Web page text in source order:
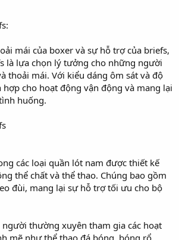
mái của boxer và sự hỗ trợ của briefs,
là lựa chọn lý tưởng cho những người
thoải mái. Với kiểu dáng ôm sát và độ
cho hoạt động vận động và mang lại
huống.
các loại quần lót nam được thiết kế
thể chất và thể thao. Chúng bao gồm
đùi, mang lại sự hỗ trợ tối ưu cho bộ
thường xuyên tham gia các hoạt
mẽ như thể thao đá bóng, bóng rổ,